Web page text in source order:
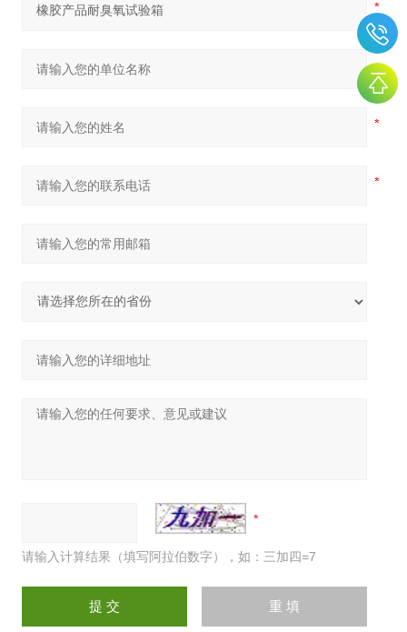
请输入计算结果（填写阿拉伯数字），如：三加四=7